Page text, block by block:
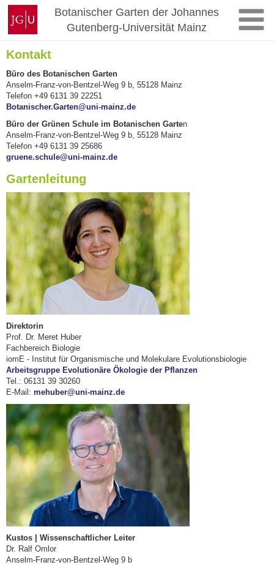
Zum
Inhalt
springen
Johannes
Gutenberg-
Universität
Mainz
Botanischer Garten der Johannes
Gutenberg-Universität Mainz
Kontakt
Büro des Botanischen Garten
Anselm-Franz-von-Bentzel-Weg 9 b, 55128 Mainz
Telefon +49 6131 39 22251
Botanischer.Garten@uni-mainz.de
Büro der Grünen Schule im Botanischen Garten
Anselm-Franz-von-Bentzel-Weg 9 b, 55128 Mainz
Telefon +49 6131 39 25686
gruene.schule@uni-mainz.de
Gartenleitung
Direktorin
Prof. Dr. Meret Huber
Fachbereich Biologie
iomE - Institut für Organismische und Molekulare Evolutionsbiologie
Arbeitsgruppe Evolutionäre Ökologie der Pflanzen
Tel.: 06131 39 30260
E-Mail: mehuber@uni-mainz.de
Kustos | Wissenschaftlicher Leiter
Dr. Ralf Omlor
Anselm-Franz-von-Bentzel-Weg 9 b